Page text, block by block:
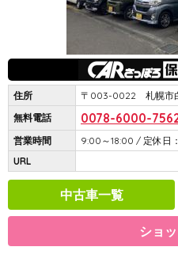
住所
〒003-0022 札幌市
無料電話
0078-6000-
営業時間
9:00～18:00 / 定休日
URL
中古車一覧
ショ